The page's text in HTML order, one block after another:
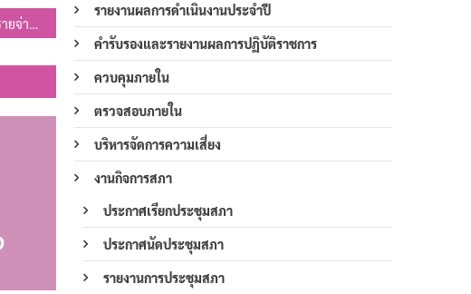
รายงานแสดงรายรับ-รายจ่ายและงบทดลอง ประจำเดือนกุมภาพันธ์ 2568
รายงานผลการดำเนินงานประจำปี
คำรับรองและรายงานผลการปฏิบัติราชการ
ควบคุมภายใน
ตรวจสอบภายใน
บริหารจัดการความเสี่ยง
งานกิจการสภา
ประกาศเรียกประชุมสภา
ประกาศนัดประชุมสภา
รายงานการประชุมสภา